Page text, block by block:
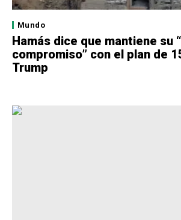
Mundo
Hamás dice que mantiene su
compromiso” con el plan de
Trump